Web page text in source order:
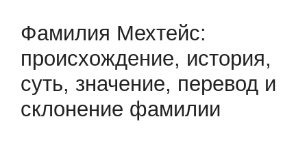
Фамилия Мехтейс:
происхождение, история,
суть, значение, перевод и
склонение фамилии